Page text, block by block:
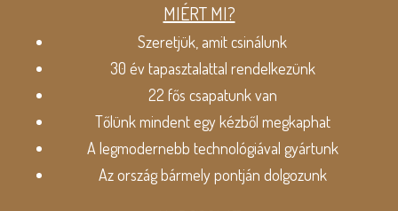
MIÉRT MI?
Szeretjük, amit csinálunk
30 év tapasztalattal rendelkezünk
22 fős csapatunk van
Tőlünk mindent egy kézből megkaphat
A legmodernebb technológiával gyártunk
Az ország bármely pontján dolgozunk